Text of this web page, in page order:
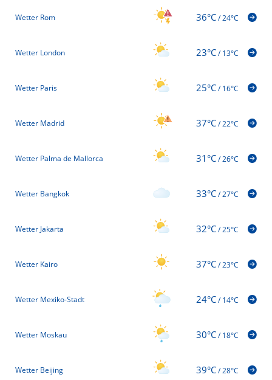
Wetter Rom 36°C/24°C
Wetter London 23°C/13°C
Wetter Paris 25°C/16°C
Wetter Madrid 37°C/22°C
Wetter Palma de Mallorca 31°C/26°C
Wetter Bangkok 33°C/27°C
Wetter Jakarta 32°C/25°C
Wetter Kairo 37°C/23°C
Wetter Mexiko-Stadt 24°C/14°C
Wetter Moskau 30°C/18°C
Wetter Beijing 39°C/28°C